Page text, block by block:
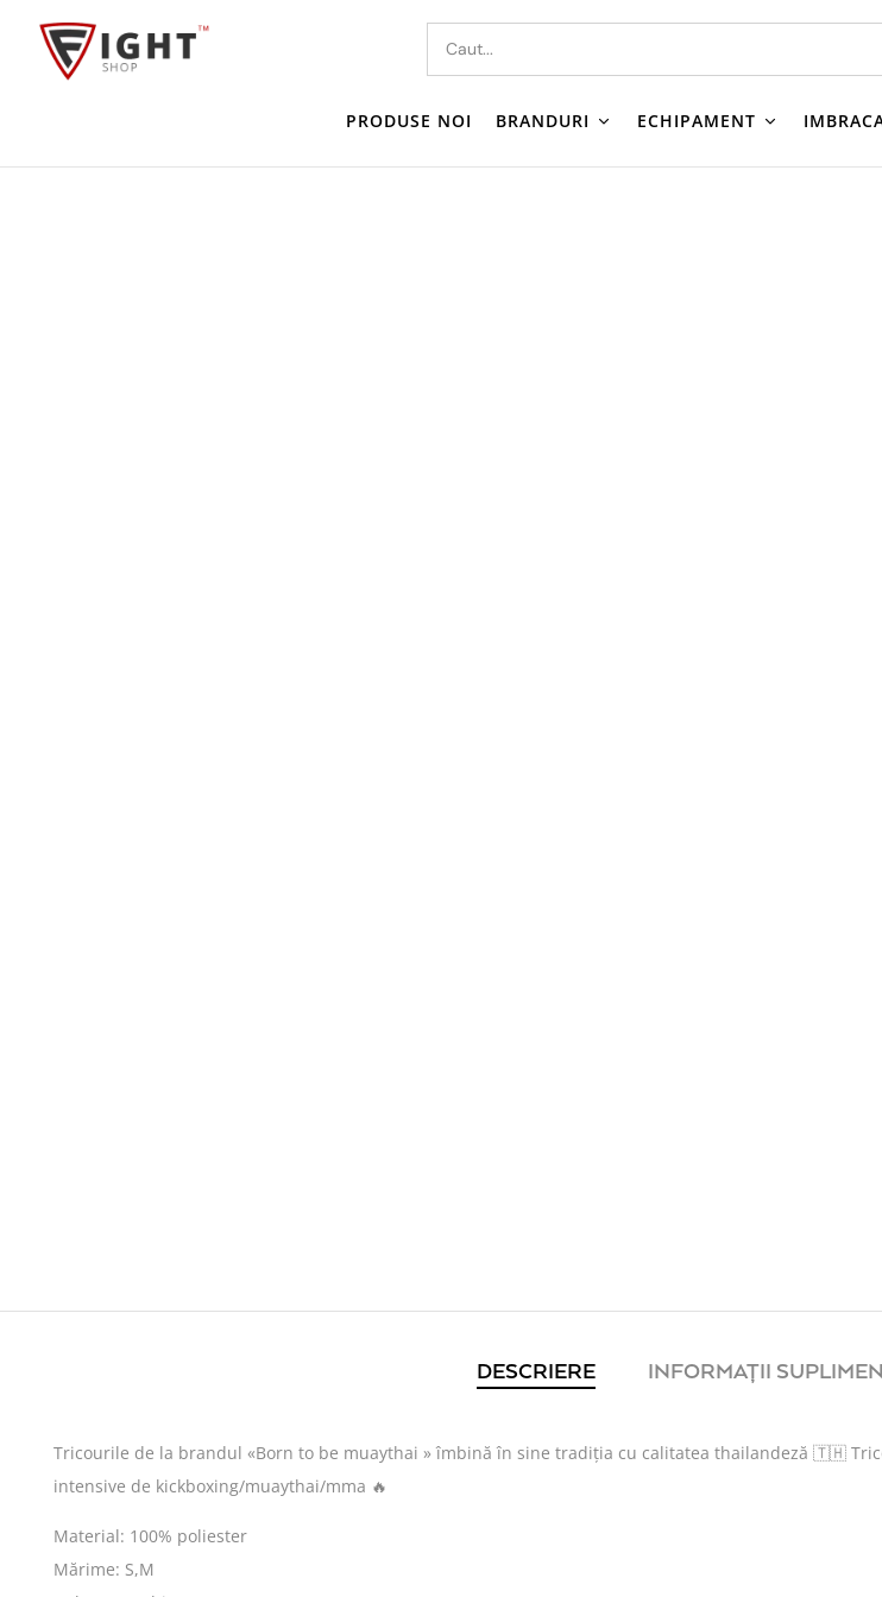
PRODUSE NOI BRANDURI ECHIPAMENT
DESCRIERE INFORMAȚII
Tricourile de la brandul «Born to be muaythai » îmbină în sine tradiția cu calitatea thailandeză 🇹🇭
intensive de kickboxing/muaythai/mma 🔥
Material: 100% poliester
Mărime: S,M